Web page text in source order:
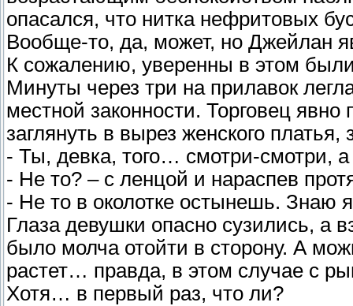
опасался, что нитка нефритовых
Вообще-то, да, может, но Джейлан
К сожалению, уверенны в этом
Минуты через три на прилавок
местной законности. Торговец
заглянуть в вырез женского
- Ты, девка, того… смотри-смотри, а
- Не то? – с ленцой и нараспев
- Не то в околотке остынешь. Знаю
Глаза девушки опасно сузились, а
было молча отойти в сторону. А
растет… правда, в этом случае с
Хотя… в первый раз, что ли?